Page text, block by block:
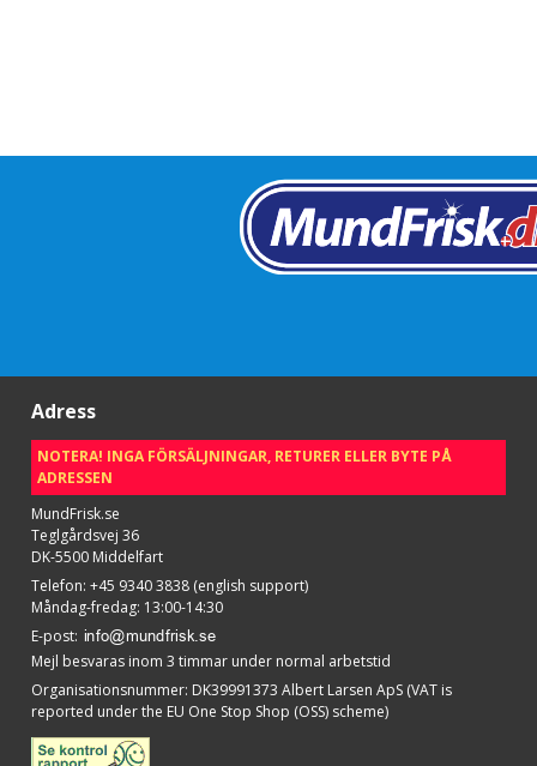
Adress
NOTERA! INGA FÖRSÄLJNINGAR, RETURER ELLER BYTE PÅ
ADRESSEN
MundFrisk.se
Teglgårdsvej 36
DK-5500 Middelfart
Telefon: +45 9340 3838 (english support)
Måndag-fredag: 13:00-14:30
E-post:
Mejl besvaras inom 3 timmar under normal arbetstid
Organisationsnummer: DK39991373 Albert Larsen ApS (VAT is
reported under the EU One Stop Shop (OSS) scheme)